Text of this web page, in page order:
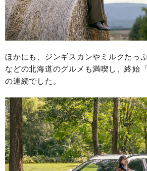
ほかにも、ジンギスカンやミルクたっ
などの北海道のグルメも満喫し、終始
の連続でした。